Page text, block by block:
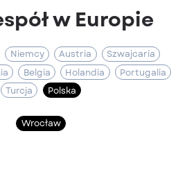
w Europie
Niemcy Austria
Szwajcaria
Belgia Holandia
Portugalia
Turcja
Polska
Wrocław